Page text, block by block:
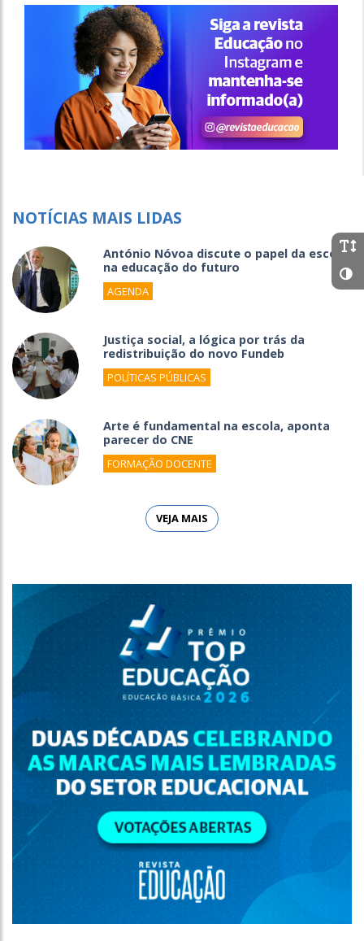
NOTÍCIAS MAIS LIDAS
António Nóvoa discute o papel da escola
na educação do futuro
AGENDA
Justiça social, a lógica por trás da
redistribuição do novo Fundeb
POLÍTICAS PÚBLICAS
Arte é fundamental na escola, aponta
parecer do CNE
FORMAÇÃO DOCENTE
VEJA MAIS